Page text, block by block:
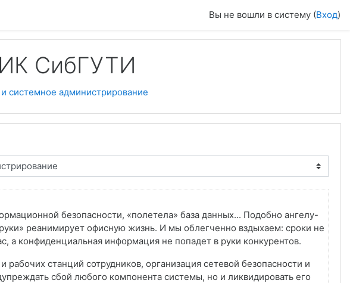
Вы не вошли в систему (Вход)
СибГУТИ
системное администрирование
безопасности, «полетела» база данных... Подобно ангелу-
реанимирует офисную жизнь. И мы облегченно вздыхаем: сроки не
а конфиденциальная информация не попадет в руки конкурентов.
станций сотрудников, организация сетевой безопасности и
сбой любого компонента системы, но и ликвидировать его